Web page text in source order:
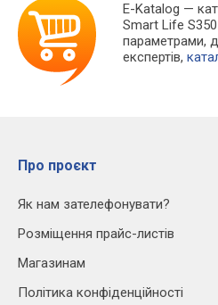
E-Katalog —
Smart Life
параметрами,
експертів,
Про проєкт
Як нам зателефонувати?
Розміщення прайс-листів
Магазинам
Політика конфіденційності